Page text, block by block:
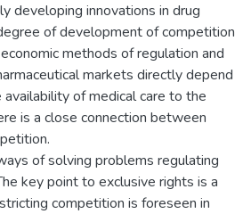
developing innovations in drug
of development of competition
methods of regulation and
markets directly depend
availability of medical care to the
is a close connection between
of solving problems regulating
key point to exclusive rights is a
competition is foreseen in